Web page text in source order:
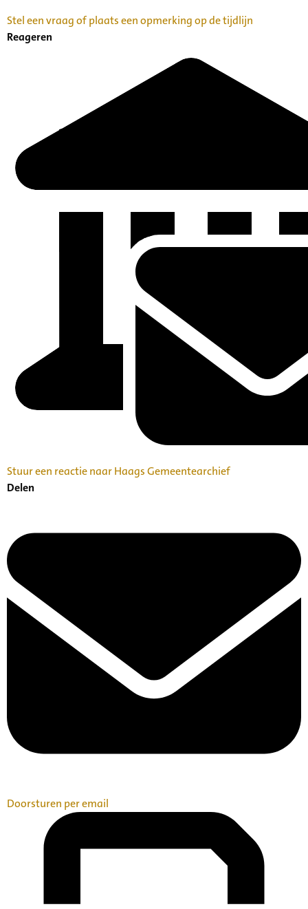
Stel een vraag of plaats een opmerking op de tijdlijn
Reageren
Stuur een reactie naar Haags Gemeentearchief
Delen
Doorsturen per email